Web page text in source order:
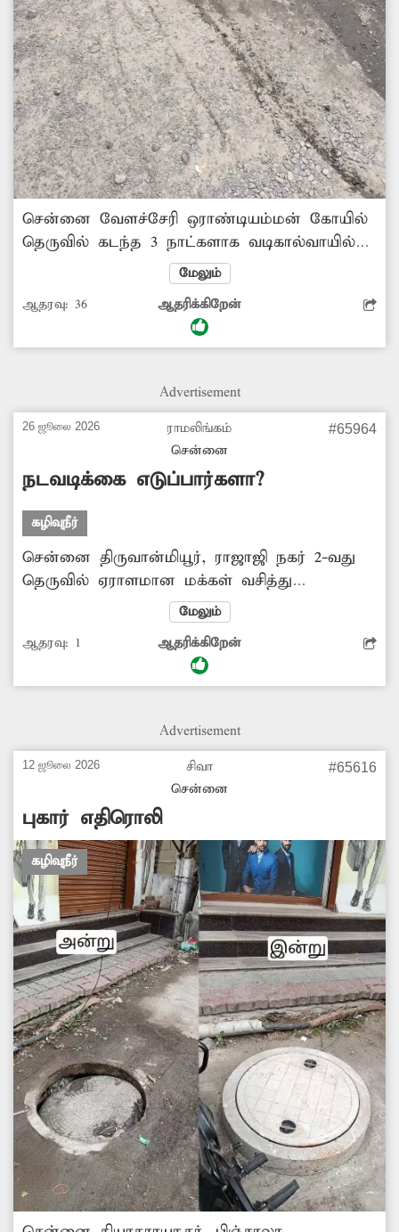
சென்னை வேளச்சேரி ஒராண்டியம்மன் கோயில்
தெருவில் கடந்த 3 நாட்களாக வடிகால்வாயில்
இருந்து கழிவுநீர் வெளியேறி சாலையில்
தேங்கியபடி உள்ளது. மழைகாலங்களில் தான்
இது போன்ற பிரச்சனை என்றால் வெயில்
காலத்திலும் இந்தநிலை தொடர்கிறது.
துர்நாற்றம் வீசுகிறது. இதனால் சுகாதார சீர்கேடு
உள்ளது. மேலும் சாலையில் செல்லும் வாகன
ஓட்டிகளுக்கும் இடையூராக இருக்கிறது. கழிவுநீர்
அகற்றப்பட்டு சுகாதார சீர்கேடு தடுக்கப்படுமா?
மேலும்
ஆதரவு: 36 ஆதரிக்கிறேன்
Advertisement
26 ஜூலை 2026
ராமலிங்கம்
சென்னை
#65964
நடவடிக்கை எடுப்பார்களா?
கழிவுநீர்
சென்னை திருவான்மியூர், ராஜாஜி நகர் 2-வது
தெருவில் ஏராளமான மக்கள் வசித்து
வருகின்றனர். இந்த பகுதியில் கிழக்கு கடற்கரை
சாலை விரிவாக்கம் அமைக்கப்பட்டது. இங்கு
வசிக்கும் பொதுமக்கள் நீண்ட நாட்களாக
கழிவுநீர் வடிகால் இணைப்பு வேண்டும் என
சம்பந்தப்பட்ட துறை அதிகாரிகள் மக்களின்
இணைப்பு அமைக்க நடவடிக்கை எடுப்பார்களா?.
மேலும்
ஆதரவு: 1 ஆதரிக்கிறேன்
Advertisement
12 ஜூலை 2026
சிவா
சென்னை
#65616
புகார் எதிரொலி
கழிவுநீர்